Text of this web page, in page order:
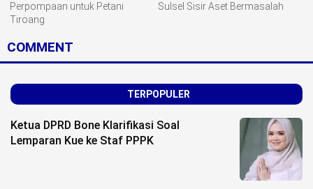
Perpompaan untuk Petani
Tiroang
Sulsel Sisir Aset Bermasalah
COMMENT
TERPOPULER
Ketua DPRD Bone Klarifikasi Soal
Lemparan Kue ke Staf PPPK